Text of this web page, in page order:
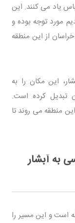
یاد می کنند. این
مورد توجه بوده و
از این منطقه
این مکان را به
تبدیل کرده است.
منطقه می روند تا
به آبشار
3 کیلومتر فاصله است و این مسیر را